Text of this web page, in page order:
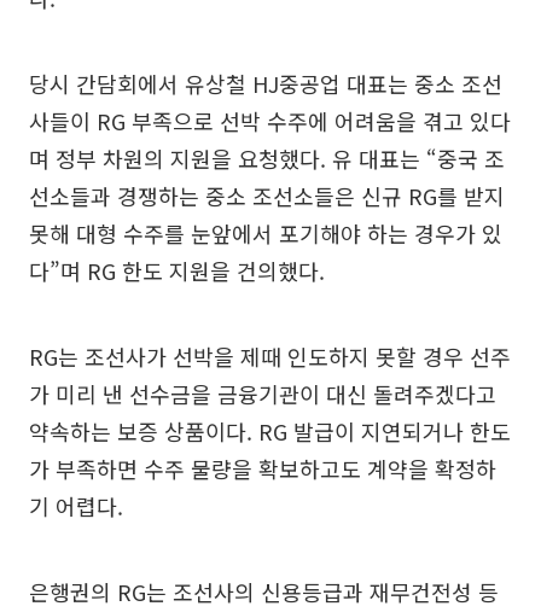
당시 간담회에서 유상철 HJ중공업 대표는 중소 조선
사들이 RG 부족으로 선박 수주에 어려움을 겪고 있다
며 정부 차원의 지원을 요청했다. 유 대표는 “중국 조
선소들과 경쟁하는 중소 조선소들은 신규 RG를 받지
못해 대형 수주를 눈앞에서 포기해야 하는 경우가 있
다”며 RG 한도 지원을 건의했다.
RG는 조선사가 선박을 제때 인도하지 못할 경우 선주
가 미리 낸 선수금을 금융기관이 대신 돌려주겠다고
약속하는 보증 상품이다. RG 발급이 지연되거나 한도
가 부족하면 수주 물량을 확보하고도 계약을 확정하
기 어렵다.
은행권의 RG는 조선사의 신용등급과 재무건전성 등